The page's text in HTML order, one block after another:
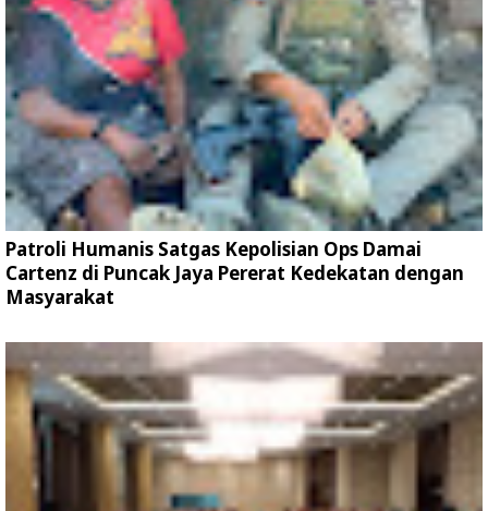
Patroli Humanis Satgas Kepolisian Ops Damai
Cartenz di Puncak Jaya Pererat Kedekatan dengan
Masyarakat